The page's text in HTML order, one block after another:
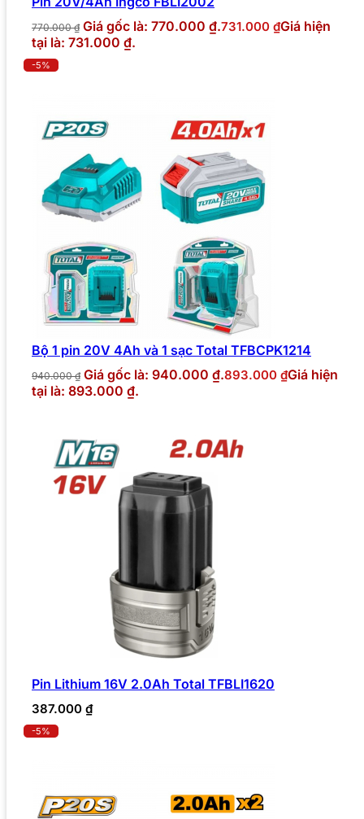
770.000₫ Giá gốc là: 770.000 ₫.731.000 ₫Giá hiện
tại là: 731.000 ₫.
-5%
Bộ 1 pin 20V 4Ah và 1 sạc Total TFBCPK1214
940.000₫ Giá gốc là: 940.000 ₫.893.000 ₫Giá hiện
tại là: 893.000 ₫.
Pin Lithium 16V 2.0Ah Total TFBLI1620
387.000 ₫
-5%